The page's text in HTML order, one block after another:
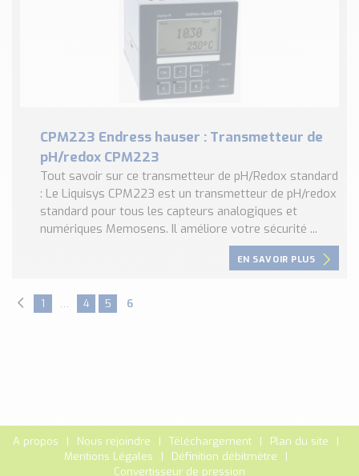
CPM223 Endress hauser : Transmetteur de
pH/redox CPM223
Tout savoir sur ce transmetteur de pH/Redox standard
: Le Liquisys CPM223 est un transmetteur de pH/redox
standard pour tous les capteurs analogiques et
numériques Memosens. Il améliore votre sécurité ...
EN SAVOIR PLUS
1 … 4 5 6
A propos Nous rejoindre Téléchargement
Plan du site
Mentions Légales
Définition débitmètre
Convertisseur de pression